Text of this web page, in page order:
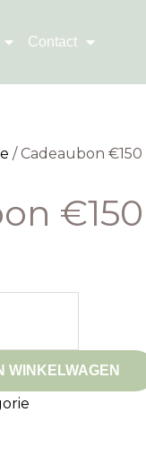
Contact
/ Cadeaubon €150
€150
WINKELWAGEN